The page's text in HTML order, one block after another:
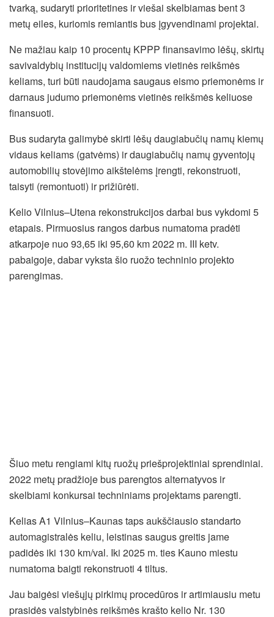
tvarką, sudaryti prioritetines ir viešai skelbiamas bent 3
metų eiles, kuriomis remiantis bus įgyvendinami projektai.
Ne mažiau kaip 10 procentų KPPP finansavimo lėšų, skirtų
savivaldybių institucijų valdomiems vietinės reikšmės
keliams, turi būti naudojama saugaus eismo priemonėms ir
darnaus judumo priemonėms vietinės reikšmės keliuose
finansuoti.
Bus sudaryta galimybė skirti lėšų daugiabučių namų kiemų
vidaus keliams (gatvėms) ir daugiabučių namų gyventojų
automobilių stovėjimo aikštelėms įrengti, rekonstruoti,
taisyti (remontuoti) ir prižiūrėti.
Kelio Vilnius–Utena rekonstrukcijos darbai bus vykdomi 5
etapais. Pirmuosius rangos darbus numatoma pradėti
atkarpoje nuo 93,65 iki 95,60 km 2022 m. III ketv.
pabaigoje, dabar vyksta šio ruožo techninio projekto
parengimas.
Šiuo metu rengiami kitų ruožų priešprojektiniai sprendiniai.
2022 metų pradžioje bus parengtos alternatyvos ir
skelbiami konkursai techniniams projektams parengti.
Kelias A1 Vilnius–Kaunas taps aukščiausio standarto
automagistralės keliu, leistinas saugus greitis jame
padidės iki 130 km/val. Iki 2025 m. ties Kauno miestu
numatoma baigti rekonstruoti 4 tiltus.
Jau baigėsi viešųjų pirkimų procedūros ir artimiausiu metu
prasidės valstybinės reikšmės krašto kelio Nr. 130